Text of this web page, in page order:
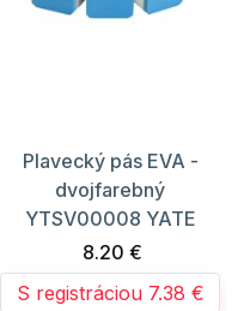
Plavecký pás EVA -
dvojfarebný
YTSV00008 YATE
8.20 €
S registráciou 7.38 €